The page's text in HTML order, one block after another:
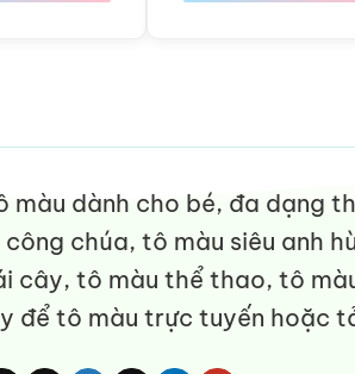
màu dành cho bé, đa dạng
chúa, tô màu siêu anh
cây, tô màu thể thao, tô
để tô màu trực tuyến hoặc